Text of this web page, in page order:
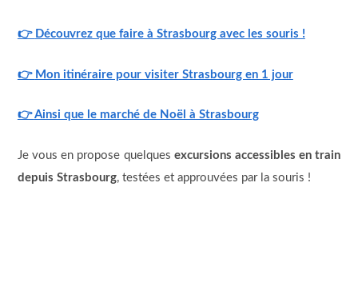
👉 Découvrez que faire à Strasbourg avec les souris !
👉 Mon itinéraire pour visiter Strasbourg en 1 jour
👉Ainsi que le marché de Noël à Strasbourg
Je vous en propose quelques excursions accessibles en train
depuis Strasbourg, testées et approuvées par la souris !